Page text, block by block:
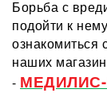
Борьба с
подойти к
ознакомиться
наших
-